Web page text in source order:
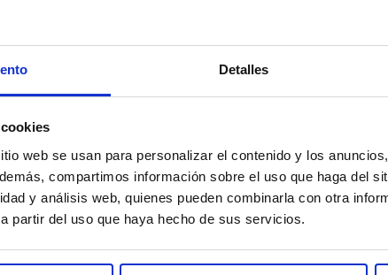
Detalles
web se usan para personalizar el contenido y los
compartimos información sobre el uso que haga del
y análisis web, quienes pueden combinarla con otra
partir del uso que haya hecho de sus servicios.